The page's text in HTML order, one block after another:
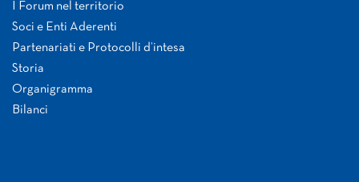
I Forum nel territorio
Soci e Enti Aderenti
Partenariati e Protocolli d’intesa
Storia
Organigramma
Bilanci